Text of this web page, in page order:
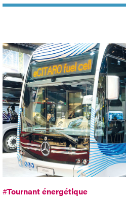
#Tournant énergétique